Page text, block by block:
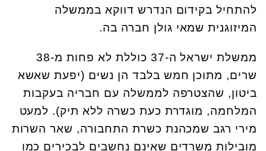
להתחיל בקידום הנדרש דווקא בממשלה
המיזוגנית שמאי גולן חברה בה.
ממשלת ישראל ה-37 כוללת לא פחות מ-38
שרים, מתוכן חמש בלבד הן נשים (יפעת שאשא
ביטון, שהצטרפה לממשלה עם חבריה בעקבות
המלחמה, מוגדרת כעת כשרה ללא תיק). למעט
מירי רגב שמכהנת כשרת התחבורה, שאר השרות
מובילות משרדים שאינם נחשבים לבכירים כמו